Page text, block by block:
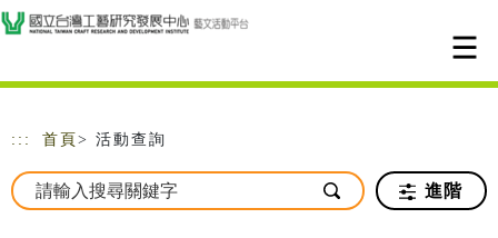
跳到主要內容
網站導覽
::: 首頁 > 活動查詢
進階